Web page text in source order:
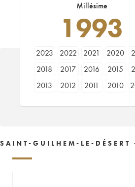
Millésime
1993
2023 2022 2021 2020
2018
2017 2016 2015
2013
2012 2011 2010
SAINT-GUILHEM-LE-